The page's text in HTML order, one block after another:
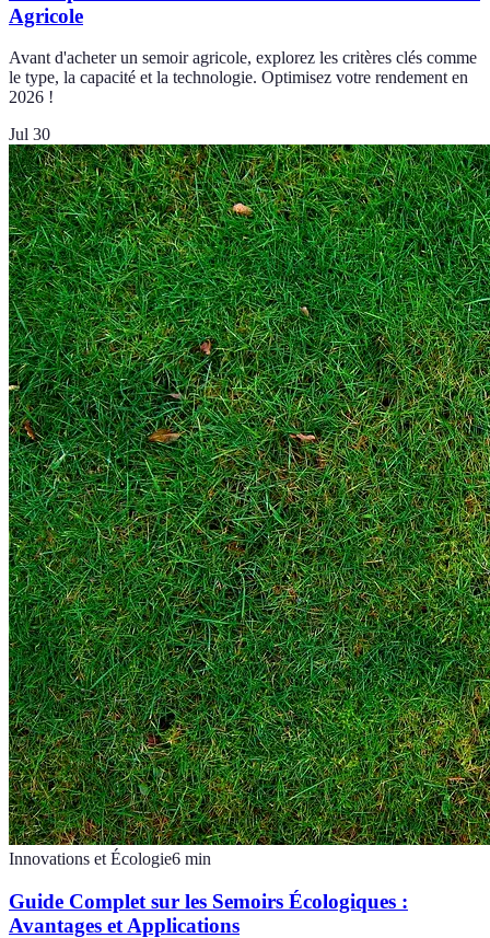
Agricole
Avant d'acheter un semoir agricole, explorez les critères clés comme
le type, la capacité et la technologie. Optimisez votre rendement en
2026 !
Jul 30
Innovations et Écologie6 min
Guide Complet sur les Semoirs Écologiques :
Avantages et Applications